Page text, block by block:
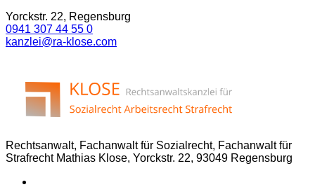
Yorckstr. 22, Regensburg
0941 307 44 55 0
kanzlei@ra-klose.com
Rechtsanwalt, Fachanwalt für Sozialrecht, Fachanwalt für
Strafrecht Mathias Klose, Yorckstr. 22, 93049 Regensburg